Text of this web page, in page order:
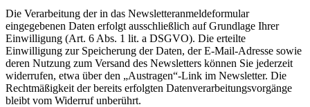
Die Verarbeitung der in das Newsletteranmeldeformular
eingegebenen Daten erfolgt ausschließlich auf Grundlage Ihrer
Einwilligung (Art. 6 Abs. 1 lit. a DSGVO). Die erteilte
Einwilligung zur Speicherung der Daten, der E-Mail-Adresse sowie
deren Nutzung zum Versand des Newsletters können Sie jederzeit
widerrufen, etwa über den „Austragen“-Link im Newsletter. Die
Rechtmäßigkeit der bereits erfolgten Datenverarbeitungsvorgänge
bleibt vom Widerruf unberührt.